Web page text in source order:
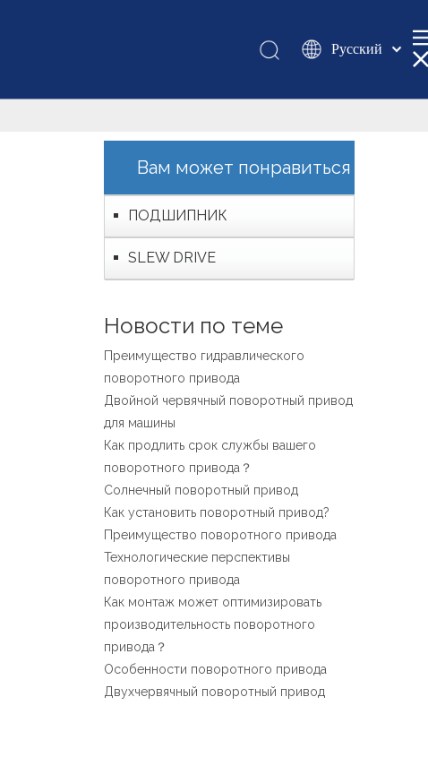
Pусский
românesc
Português
Вам может понравиться
ПОДШИПНИК
SLEW DRIVE
Новости по теме
Преимущество гидравлического
поворотного привода
Двойной червячный поворотный привод
для машины
Как продлить срок службы вашего
поворотного привода？
Солнечный поворотный привод
Как установить поворотный привод?
Преимущество поворотного привода
Технологические перспективы
поворотного привода
Как монтаж может оптимизировать
производительность поворотного
привода？
Особенности поворотного привода
Двухчервячный поворотный привод